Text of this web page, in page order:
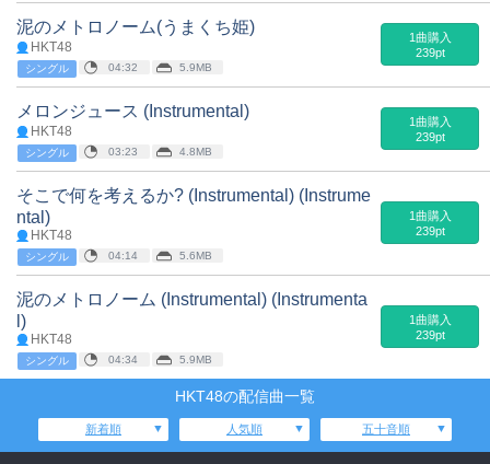
泥のメトロノーム(うまくち姫)
HKT48
シングル 04:32 5.9MB
1曲購入
239pt
メロンジュース (Instrumental)
HKT48
シングル 03:23 4.8MB
1曲購入
239pt
そこで何を考えるか? (Instrumental) (Instrume
ntal)
HKT48
シングル 04:14 5.6MB
1曲購入
239pt
泥のメトロノーム (Instrumental) (Instrumenta
l)
HKT48
シングル 04:34 5.9MB
1曲購入
239pt
HKT48の配信曲一覧
新着順 人気順 五十音順